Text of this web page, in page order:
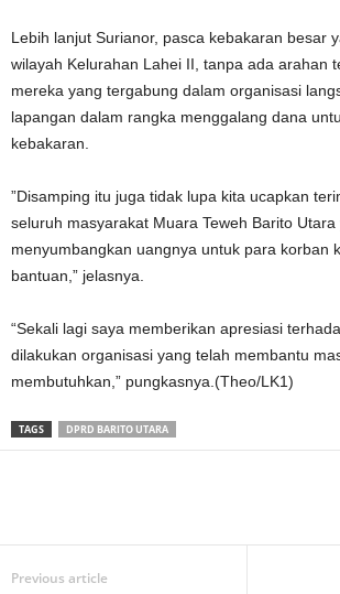
Lebih lanjut Surianor, pasca kebakaran besar
wilayah Kelurahan Lahei II, tanpa ada arahan
mereka yang tergabung dalam organisasi
lapangan dalam rangka menggalang dana
kebakaran.
”Disamping itu juga tidak lupa kita ucapkan
seluruh masyarakat Muara Teweh Barito Utara
menyumbangkan uangnya untuk para korban
bantuan,” jelasnya.
“Sekali lagi saya memberikan apresiasi
dilakukan organisasi yang telah membantu
membutuhkan,” pungkasnya.(Theo/LK1)
TAGS DPRD BARITO UTARA
Previous article